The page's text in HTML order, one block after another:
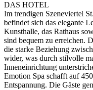
DAS HOTEL
Im trendigen Szeneviertel
befindet sich das elegante
Kunsthalle, das Rathaus
sind bequem zu erreichen.
die starke Beziehung
wider, was durch stilvolle
Inneneinrichtung
Emotion Spa schafft auf
Entspannung. Die Gäste